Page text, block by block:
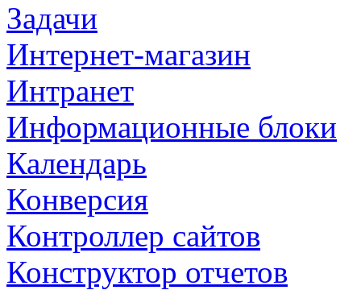
Задачи
Интернет-магазин
Интранет
Информационные блоки
Календарь
Конверсия
Контроллер сайтов
Конструктор отчетов